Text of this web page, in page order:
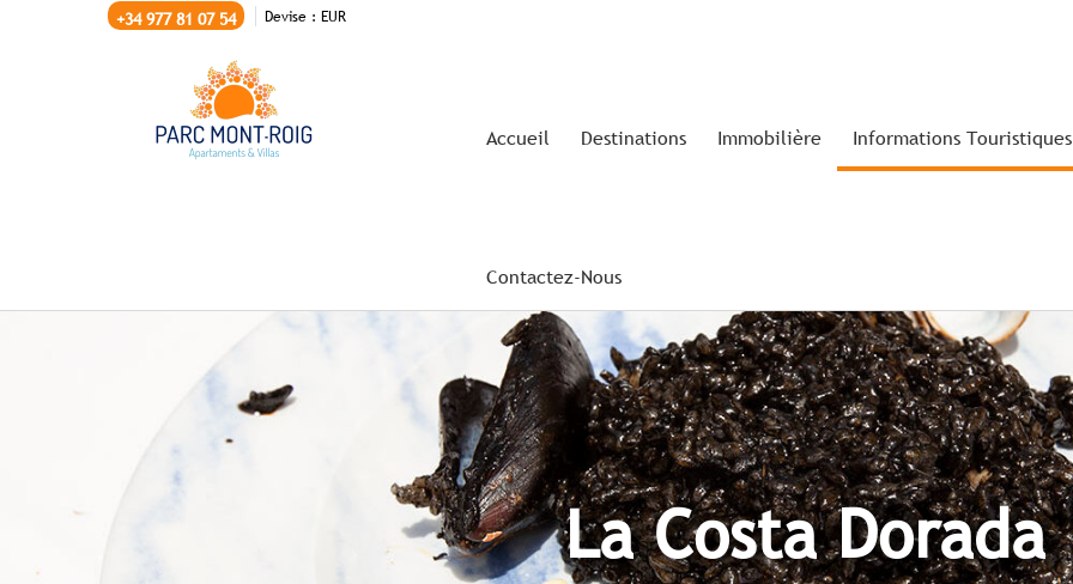
+34 977 81 07 54 Devise : EUR
Accueil Destinations Immobilière Informations Touristiques
Contactez-Nous
La Costa Dorada